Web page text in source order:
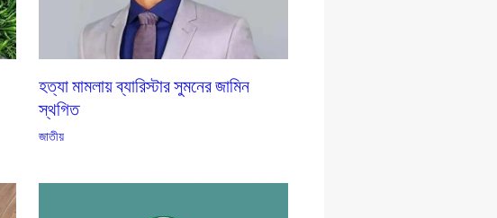
হত্যা মামলায় ব্যারিস্টার সুমনের জামিন
স্থগিত
জাতীয়